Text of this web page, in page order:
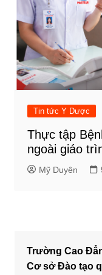
Tin tức Y Dược
Thực tập
ngoài giáo
Mỹ Duyên
Trường Cao
Cơ sở Đào tạo